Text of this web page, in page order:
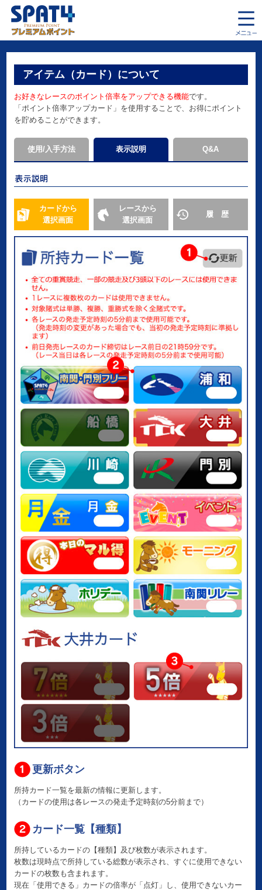
アイテム（カード）について
お好きなレースのポイント倍率をアップできる機能です。
「ポイント倍率アップカード」を使用することで、お得にポイント
を貯めることができます。
使用/入手方法 表示説明 Q&A
カードから
選択画面
レースから
選択画面
履 歴
更新ボタン
所持カード一覧を最新の情報に更新します。
（カードの使用は各レースの発走予定時刻の5分前まで）
カード一覧【種類】
所持しているカードの【種類】及び枚数が表示されます。
枚数は現時点で所持している総数が表示され、すぐに使用できない
カードの枚数も含まれます。
現在「使用できる」カードの倍率が「点灯」し、使用できないカー